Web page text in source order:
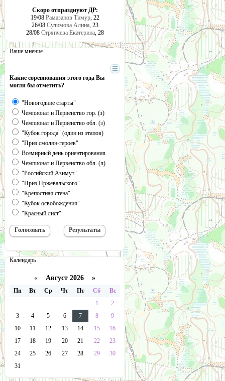
Скоро отпразднуют ДР:
19/08 Рамазанов Тимур, 22
26/08 Сулимова Алина, 23
28/08 Стряпчева Екатерина, 28
Ваше мнение
Какие соревнования этого года Вы
могли бы отметить?
"Новогодние старты"
Чемпионат и Первенство гор. (з)
Чемпионат и Первенство обл. (з)
"Кубок города" (один из этапов)
"Приз смолян-героев"
Всемирный день ориентирования
Чемпионат и Первенство обл. (л)
"Российский Азимут"
"Приз Пржевальского"
"Крепостная стена"
"Кубок освобождения"
"Красный лист"
Календарь
« Август 2026 »
Пн Вт Ср Чт Пт Сб
Вс
1
2
3
4 5 6 7 8
9
10
11 12 13 14 15
16
17
18 19 20 21 22
23
24
25 26 27 28 29
30
31